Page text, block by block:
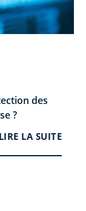
des
?
LIRE LA SUITE